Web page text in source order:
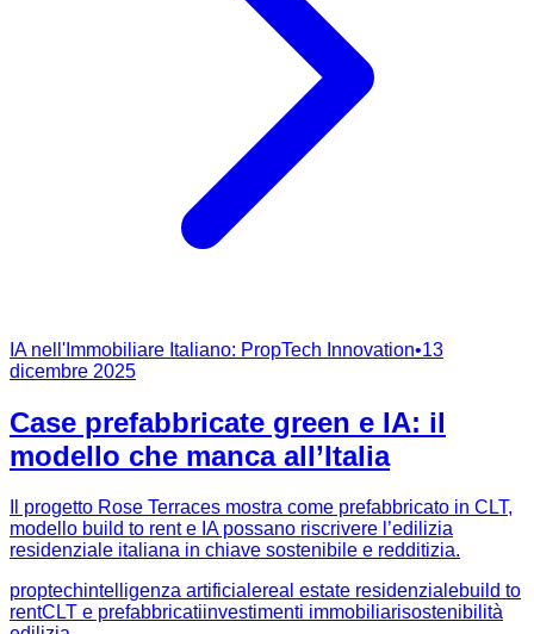
IA nell'Immobiliare Italiano: PropTech Innovation•13
dicembre 2025
Case prefabbricate green e IA: il
modello che manca all’Italia
Il progetto Rose Terraces mostra come prefabbricato in CLT,
modello build to rent e IA possano riscrivere l’edilizia
residenziale italiana in chiave sostenibile e redditizia.
proptechintelligenza artificialereal estate residenzialebuild to
rentCLT e prefabbricatiinvestimenti immobiliarisostenibilità